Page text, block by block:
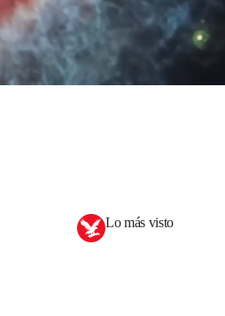
Lo más visto